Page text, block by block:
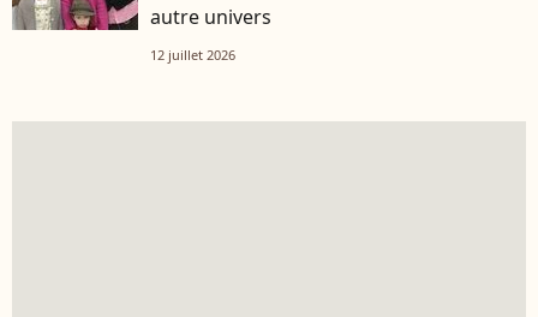
autre univers
12 juillet 2026